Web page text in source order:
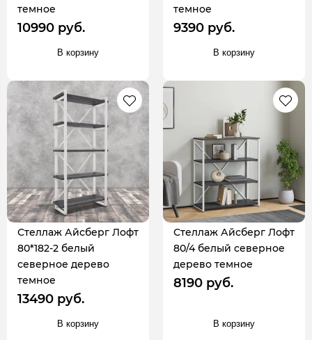
темное
10990 руб.
В корзину
темное
9390 руб.
В корзину
Стеллаж Айсберг Лофт
80*182-2 белый
северное дерево
темное
13490 руб.
В корзину
Стеллаж Айсберг Лофт
80/4 белый северное
дерево темное
8190 руб.
В корзину